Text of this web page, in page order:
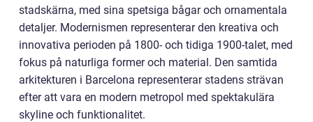
stadskärna, med sina spetsiga bågar och ornamentala
detaljer. Modernismen representerar den kreativa och
innovativa perioden på 1800- och tidiga 1900-talet, med
fokus på naturliga former och material. Den samtida
arkitekturen i Barcelona representerar stadens strävan
efter att vara en modern metropol med spektakulära
skyline och funktionalitet.